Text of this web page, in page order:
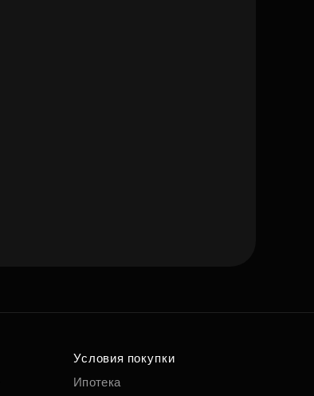
Условия покупки
Ипотека